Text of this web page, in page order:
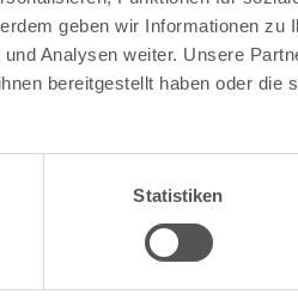
geben wir Informationen zu
Analysen weiter. Unsere
bereitgestellt haben oder die
Statistiken